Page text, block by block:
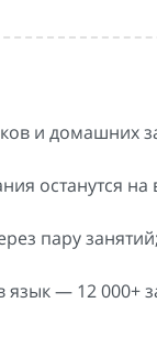
и домашних
останутся на
пару занятий;
— 12 000+